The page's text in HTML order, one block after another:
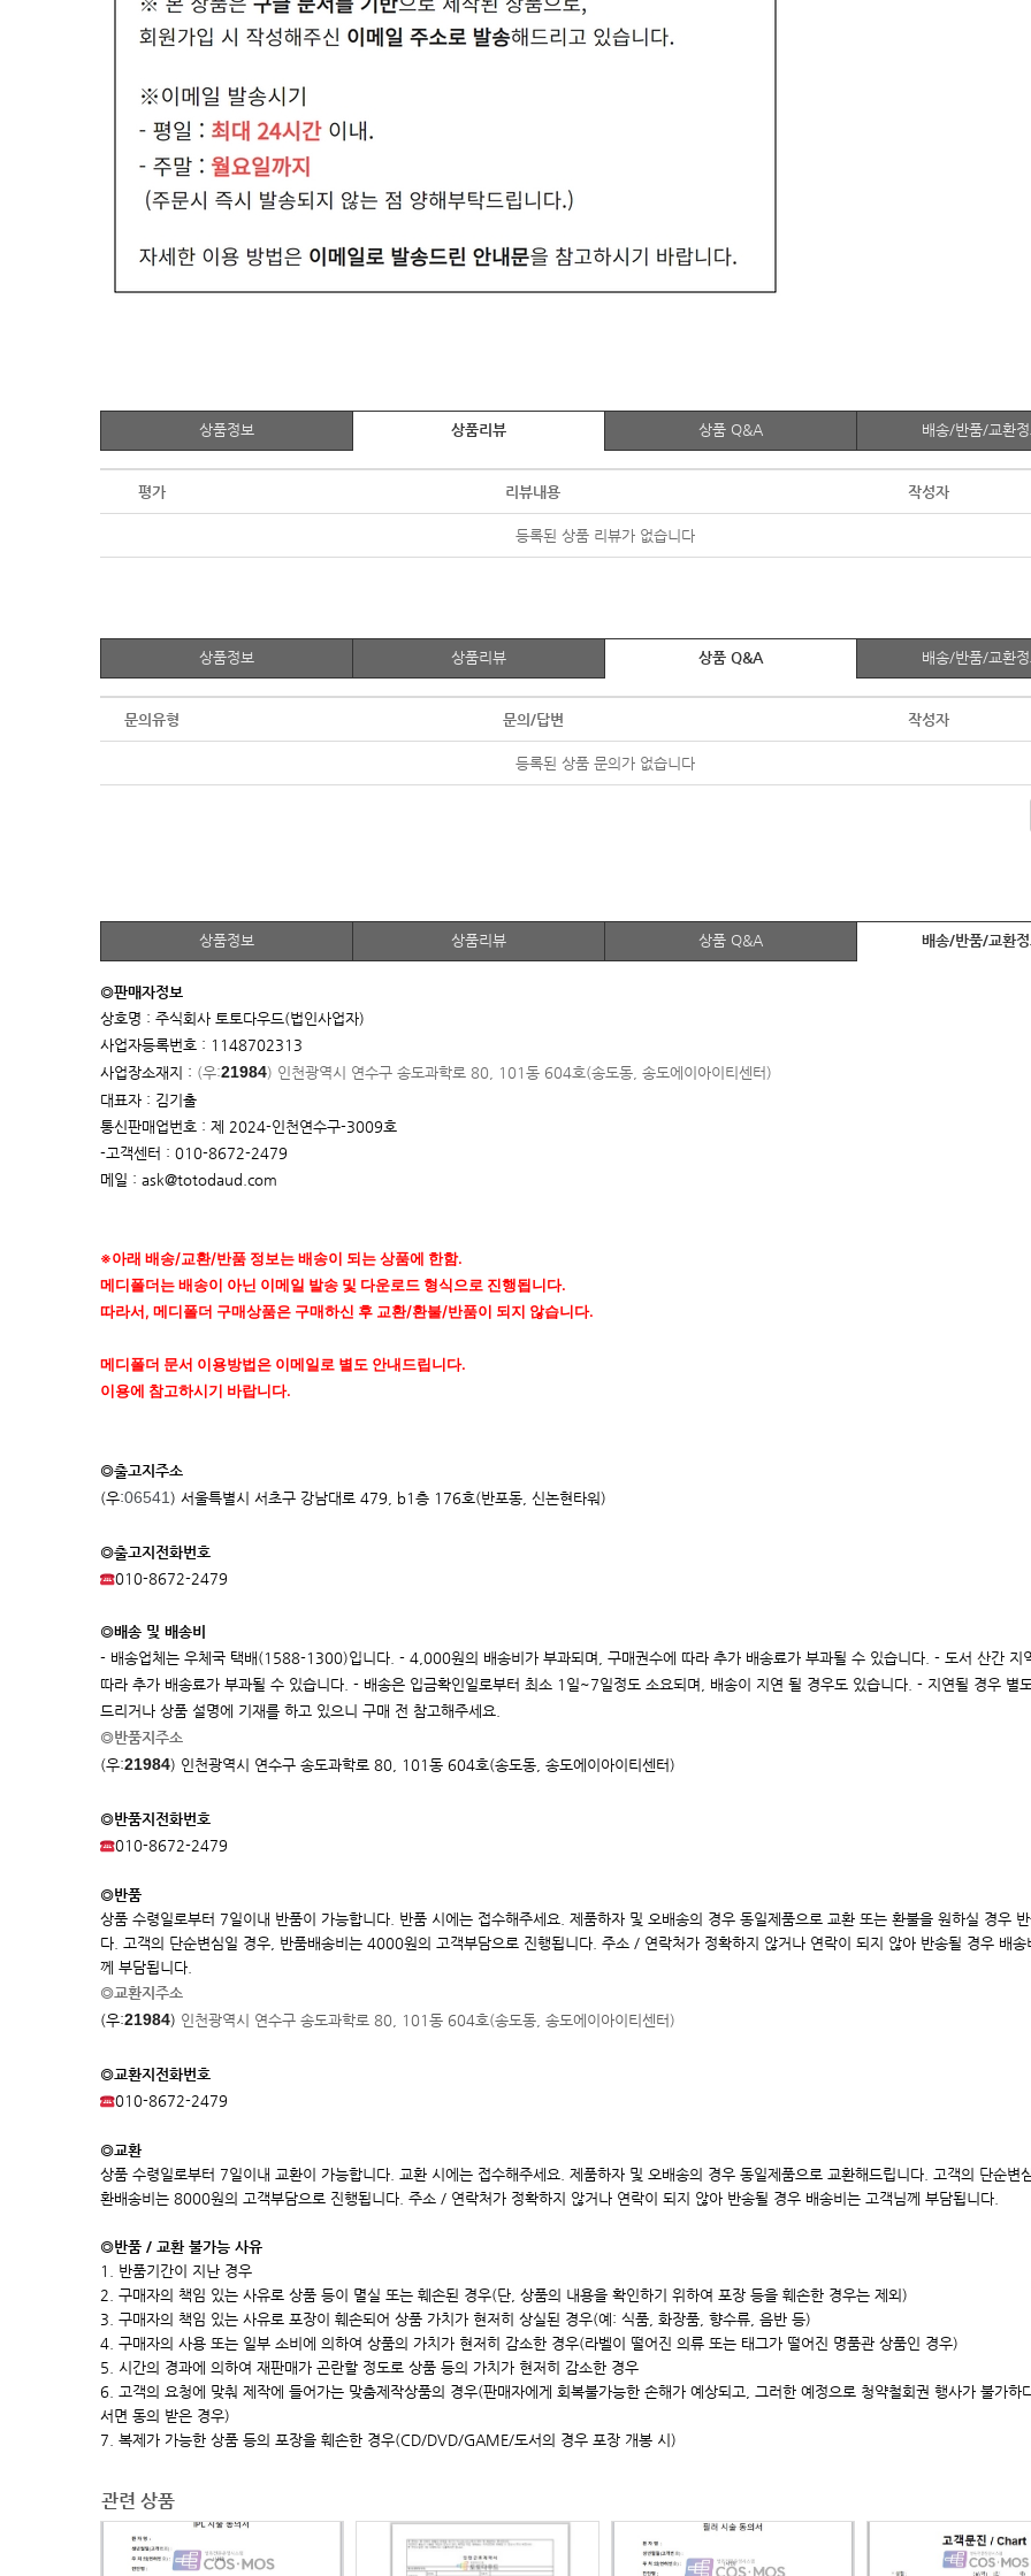
상품정보 상품리뷰 상품 Q&A 배송/반품/교환정
평가 리뷰내용 작성자
등록된 상품 리뷰가 없습니다
상품정보 상품리뷰 상품 Q&A 배송/반품/교환정
문의유형 문의/답변 작성자
등록된 상품 문의가 없습니다
상품정보 상품리뷰 상품 Q&A 배송/반품/교환
◎판매자정보
상호명 : 주식회사 토토다우드(법인사업자)
사업자등록번호 : 1148702313
사업장소재지 : (우:21984) 인천광역시 연수구 송도과학로 80, 101동 604호(송도동, 송도에이아이 티센터)
대표자 : 김기출
통신판매업번호 : 제 2024-인천연수구-3009호
-고객센터 : 010-8672-2479
메일 : ask@totodaud.com
※아래 배송/교환/반품 정보는 배송이 되는 상품에 한함.
메디폴더는 배송이 아닌 이메일 발송 및 다운로드 형식으로 진행됩니다.
따라서, 메디폴더 구매상품은 구매하신 후 교환/환불/반품이 되지 않습니다.
메디폴더 문서 이용방법은 이메일로 별도 안내드립니다.
이용에 참고하시기 바랍니다.
◎출고지주소
(우:06541 ) 서울특별시 서초구 강남대로 479, b1층 176호(반포동, 신논현타워)
◎출고지전화번호
010-8672-2479
◎배송 및 배송비
- 배송업체는 우체국 택배(1588-1300)입니다. - 4,000원의 배송비가 부과되며, 구매권수에 따라 추가 배송료가 부과될 수 있습니다. - 도서 산간 지
따라 추가 배송료가 부과될 수 있습니다. - 배송은 입금확인일로부터 최소 1일~7일정도 소요되며, 배송이 지연 될 경우도 있습니다. - 지연될 경우 별
드리거나 상품 설명에 기재를 하고 있으니 구매 전 참고해주세요.
◎반품지주소
(우:21984) 인천광역시 연수구 송도과학로 80, 101동 604호(송도동, 송도에이아이 티센터)
◎반품지전화번호
010-8672-2479
◎반품
상품 수령일로부터 7일이내 반품이 가능합니다. 반품 시에는 접수해주세요. 제품하자 및 오배송의 경우 동일제품으로 교환 또는 환불을 원하실 경우 반
다. 고객의 단순변심일 경우, 반품배송비는 4000원의 고객부담으로 진행됩니다. 주소 / 연락처가 정확하지 않거나 연락이 되지 않아 반송될 경우 배송
께 부담됩니다.
◎교환지주소
(우:21984) 인천광역시 연수구 송도과학로 80, 101동 604호(송도동, 송도에이아이 티센터)
◎교환지전화번호
010-8672-2479
◎교환
상품 수령일로부터 7일이내 교환이 가능합니다. 교환 시에는 접수해주세요. 제품하자 및 오배송의 경우 동일제품으로 교환해드립니다. 고객의 단순변
환배송비는 8000원의 고객부담으로 진행됩니다. 주소 / 연락처가 정확하지 않거나 연락이 되지 않아 반송될 경우 배송비는 고객님께 부담됩니다.
◎반품 / 교환 불가능 사유
1. 반품기간이 지난 경우
2. 구매자의 책임 있는 사유로 상품 등이 멸실 또는 훼손된 경우(단, 상품의 내용을 확인하기 위하여 포장 등을 훼손한 경우는 제외)
3. 구매자의 책임 있는 사유로 포장이 훼손되어 상품 가치가 현저히 상실된 경우(예: 식품, 화장품, 향수류, 음반 등)
4. 구매자의 사용 또는 일부 소비에 의하여 상품의 가치가 현저히 감소한 경우(라벨이 떨어진 의류 또는 태그가 떨어진 명품관 상품인 경우)
5. 시간의 경과에 의하여 재판매가 곤란할 정도로 상품 등의 가치가 현저히 감소한 경우
6. 고객의 요청에 맞춰 제작에 들어가는 맞춤제작상품의 경우(판매자에게 회복불가능한 손해가 예상되고, 그러한 예정으로 청약철회권 행사가 불가하
서면 동의 받은 경우)
7. 복제가 가능한 상품 등의 포장을 훼손한 경우(CD/DVD/GAME/도서의 경우 포장 개봉 시)
관련 상품